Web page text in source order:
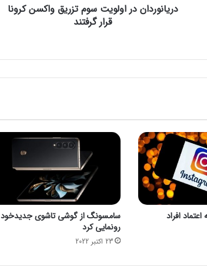
و
س
و
م
ت
ز
ر
ق
و
دریانوردان در اولویت سوم تزریق واکسن کرونا
قرار گرفتند
افراد
سامسونگ از گوشی تاشوی جدیدخود
رونمایی کرد
23 اکتبر 2022